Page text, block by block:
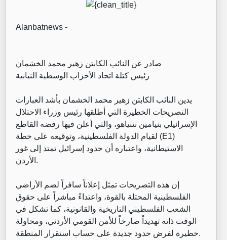
Alanbatnews -
صادر عن النائب الكابتن زهير محمد الخشمان
رئيس كتلة اتحاد الأحزاب الوسطية النيابية
يدين النائب الكابتن زهير محمد الخشمان بأشد العبارات
التصريحات الخطيرة التي أطلقها رئيس وزراء الاحتلال
الإسرائيلي بنيامين نتنياهو، والتي أعلن فيها رفضه القاطع
لقيام الدولة الفلسطينية، وتوقيعه على خطة (E1)
الاستيطانية، واعتباره أن حدود إسرائيل تمتد إلى غور
الأردن.
إن هذه التصريحات تمثل إعلاناً سافراً لضم الأراضي
الفلسطينية المحتلة بالقوة، واعتداءً مباشراً على حقوق
الشعب الفلسطيني التاريخية والقانونية، كما تشكل في
الوقت ذاته تهديداً صارخاً للأمن القومي الأردني، ومحاولة
خطيرة لفرض حدود جديدة على حساب استقرار المنطقة.